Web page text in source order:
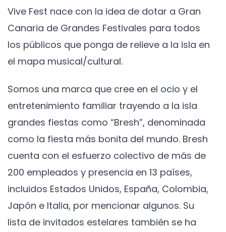
Vive Fest nace con la idea de dotar a Gran
Canaria de Grandes Festivales para todos
los públicos que ponga de relieve a la isla en
el mapa musical/cultural.
Somos una marca que cree en el ocio y el
entretenimiento familiar trayendo a la isla
grandes fiestas como “Bresh”, denominada
como la fiesta más bonita del mundo. Bresh
cuenta con el esfuerzo colectivo de más de
200 empleados y presencia en 13 países,
incluidos Estados Unidos, España, Colombia,
Japón e Italia, por mencionar algunos. Su
lista de invitados estelares también se ha